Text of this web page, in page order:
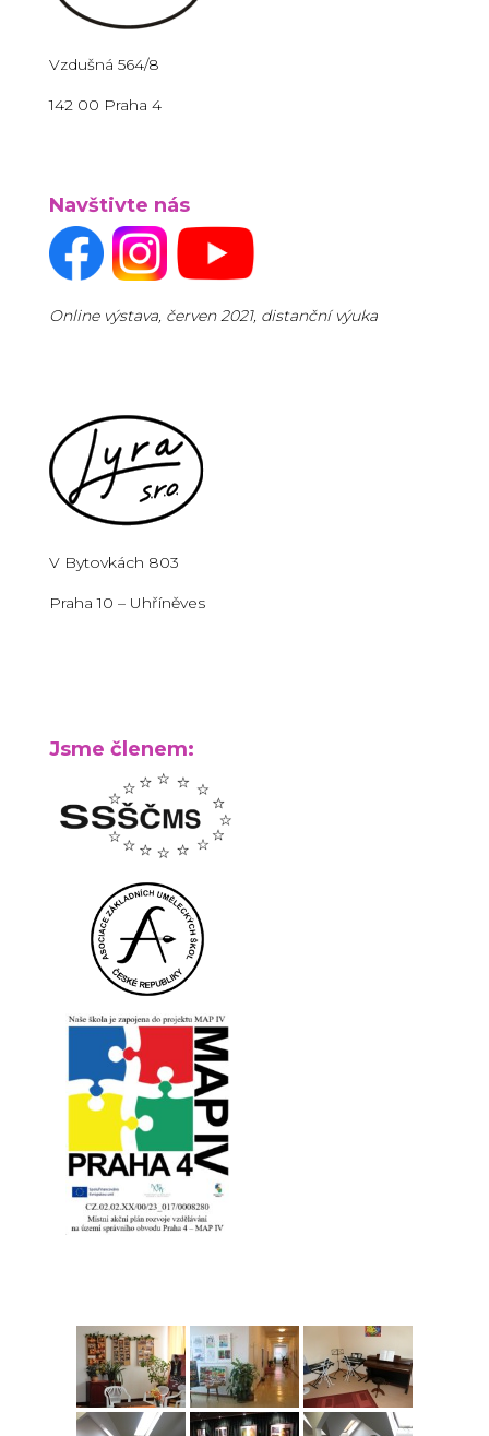
Vzdušná 564/8
142 00 Praha 4
Navštivte nás
Online výstava, červen 2021, distanční výuka
V Bytovkách 803
Praha 10 – Uhříněves
Jsme členem: